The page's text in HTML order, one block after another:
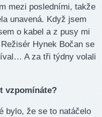
mezi posledními, takže
unavená. Když jsem
o kabel a z pusy mi
Hynek Bočan se
A za tři týdny volali
vzpomínáte?
bylo, že se to natáčelo